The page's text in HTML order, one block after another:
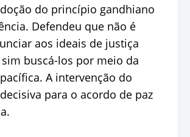
do princípio gandhiano
Defendeu que não é
aos ideais de justiça
buscá-los por meio da
A intervenção do
para o acordo de paz